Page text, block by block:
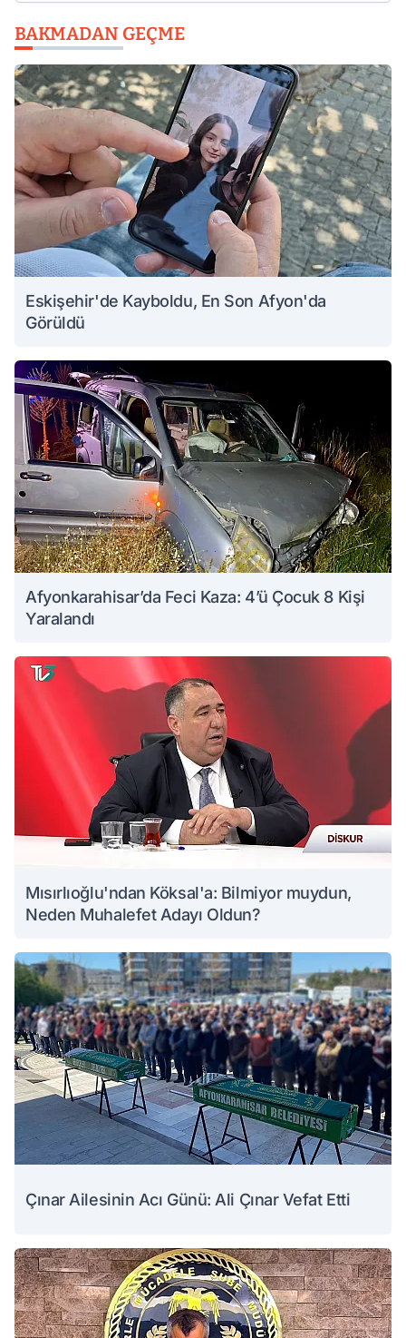
BAKMADAN GEÇME
Eskişehir'de Kayboldu, En Son Afyon'da
Görüldü
Afyonkarahisar’da Feci Kaza: 4’ü Çocuk 8 Kişi
Yaralandı
Mısırlıoğlu'ndan Köksal'a: Bilmiyor muydun,
Neden Muhalefet Adayı Oldun?
Çınar Ailesinin Acı Günü: Ali Çınar Vefat Etti